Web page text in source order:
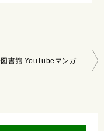
エモル図書館 YouTubeマンガ 2022/3/27～4/2